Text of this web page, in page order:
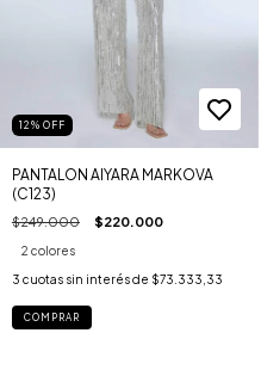
12 % OFF
PANTALON AIYARA MARKOVA
(C123)
$249.000 $220.000
2 colores
3 cuotas sin interés de $73.333,33
COMPRAR